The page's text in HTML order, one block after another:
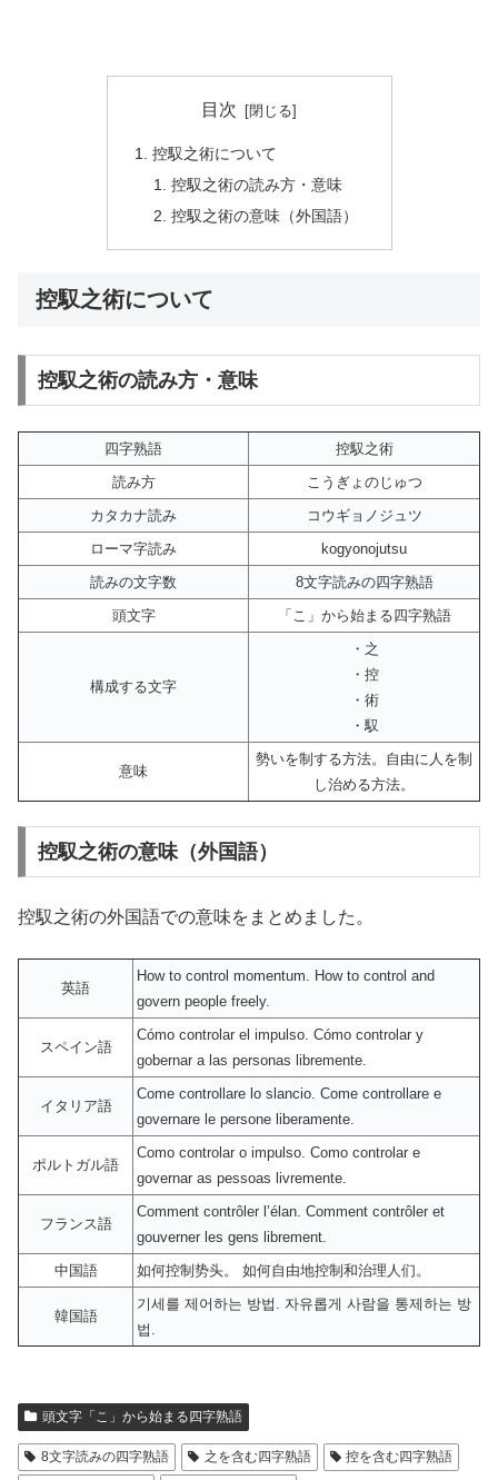
目次
控馭之術について
控馭之術の読み方・意味
控馭之術の意味（外国語）
控馭之術について
控馭之術の読み方・意味
四字熟語
控馭之術
読み方
こうぎょのじゅつ
カタカナ読み
コウギョノジュツ
ローマ字読み
kogyonojutsu
読みの文字数
8文字読みの四字熟語
頭文字
「こ」から始まる四字熟語
構成する文字
・之
・控
・術
・馭
意味
勢いを制する方法。自由に人を制
し治める方法。
控馭之術の意味（外国語）
控馭之術の外国語での意味をまとめました。
英語
How to control momentum. How to control and
govern people freely.
スペイン語
Cómo controlar el impulso. Cómo controlar y
gobernar a las personas libremente.
イタリア語
Come controllare lo slancio. Come controllare e
governare le persone liberamente.
ポルトガル語
Como controlar o impulso. Como controlar e
governar as pessoas livremente.
フランス語
Comment contrôler l’élan. Comment contrôler et
gouverner les gens librement.
中国語
如何控制势头。 如何自由地控制和治理人们。
韓国語
기세를 제어하는 방법. 자유롭게 사람을 통제하는 방
법.
頭文字「こ」から始まる四字熟語
8文字読みの四字熟語 之を含む四字熟語
控を含む四字熟語